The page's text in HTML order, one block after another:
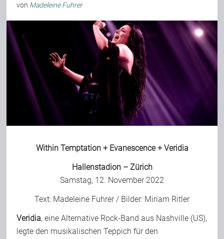
von Madeleine Fuhrer
Within Temptation+ Evanescence+ Veridia
Hallenstadion – Zürich
Samstag, 12. November 2022
Text: Madeleine Fuhrer/ Bilder: Miriam Ritler
Veridia, eine Alternative Rock-Band aus Nashville (US),
legte den musikalischen Teppich für den